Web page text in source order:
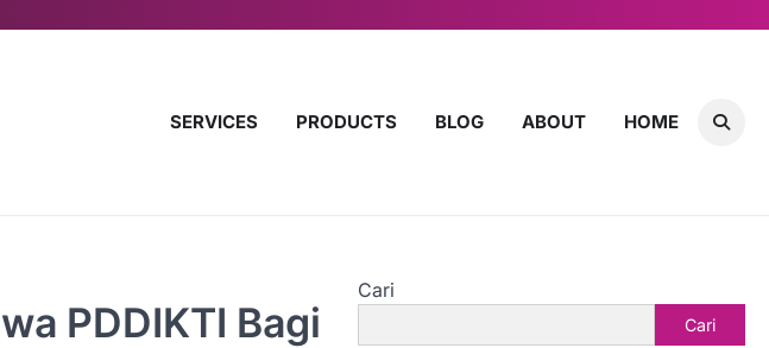
SERVICES PRODUCTS BLOG ABOUT HOME
PDDIKTI Bagi
Cari
Cari